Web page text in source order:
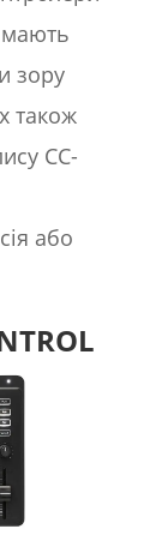
мають
зору
також
CC-
або